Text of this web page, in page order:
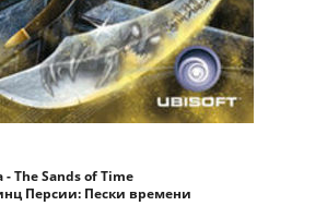
- The Sands of Time
Персии: Пески времени